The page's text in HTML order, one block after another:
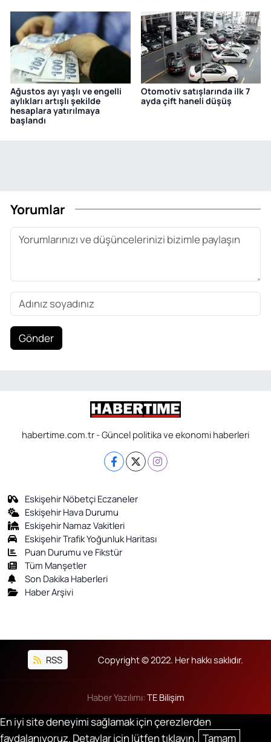
Ağustos ayı yaşlı ve engelli
aylıkları artışlı şekilde
hesaplara yatırılmaya
başlandı
Otomotiv satışlarında ilk 7
ayda çift haneli düşüş
Yorumlar
Gönder
habertime.com.tr - Güncel politika ve ekonomi haberleri
Eskişehir Nöbetçi Eczaneler
Eskişehir Hava Durumu
Eskişehir Namaz Vakitleri
Eskişehir Trafik Yoğunluk Haritası
Puan Durumu ve Fikstür
Tüm Manşetler
Son Dakika Haberleri
Haber Arşivi
RSS Copyright © 2022. Her hakkı saklıdır.
Haber Yazılımı: TE Bilişim
En iyi site deneyimi sağlamak için çerezlerden
faydalanıyoruz. Detaylar için lütfen tıklayın. Tamam